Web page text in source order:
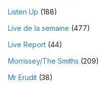
Listen Up (188)
Live de la semaine (477)
Live Report (44)
Morrissey/The Smiths (209)
Mr Erudit (38)